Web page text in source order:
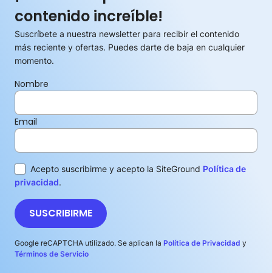
contenido increíble!
Suscríbete a nuestra newsletter para recibir el contenido
más reciente y ofertas. Puedes darte de baja en cualquier
momento.
Nombre
Email
Acepto suscribirme y acepto la SiteGround Política de
privacidad.
SUSCRIBIRME
Google reCAPTCHA utilizado. Se aplican la Política de Privacidad y
Términos de Servicio